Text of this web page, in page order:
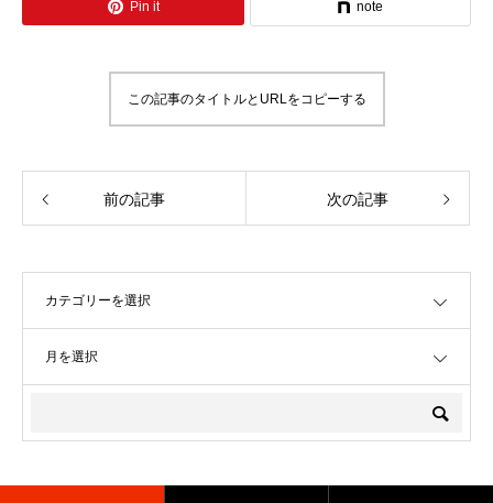
Pin it note
この記事のタイトルとURLをコピーする
前の記事 次の記事